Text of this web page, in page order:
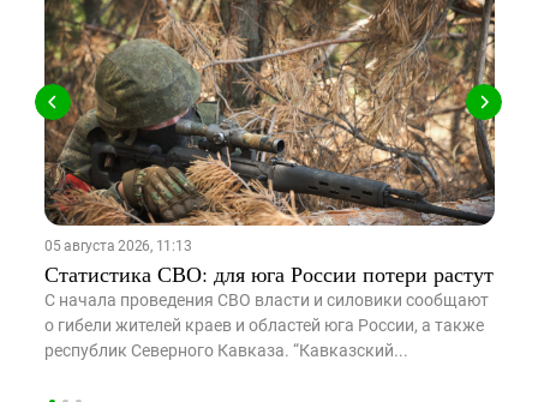
05 августа 2026, 11:13
Статистика СВО: для юга России потери растут
С начала проведения СВО власти и силовики сообщают
о гибели жителей краев и областей юга России, а также
республик Северного Кавказа. “Кавказский...